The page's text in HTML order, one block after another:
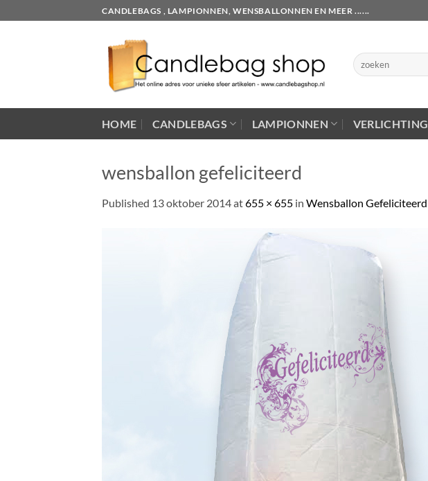
to
CANDLEBAGS , LAMPIONNEN, WENSBALLONNEN EN MEER ......
Zoeken
naar:
HOME CANDLEBAGS LAMPIONNEN VERLICHTING
wensballon gefeliciteerd
Published 13 oktober 2014at655 × 655 in Wensballon Gefeliciteerd